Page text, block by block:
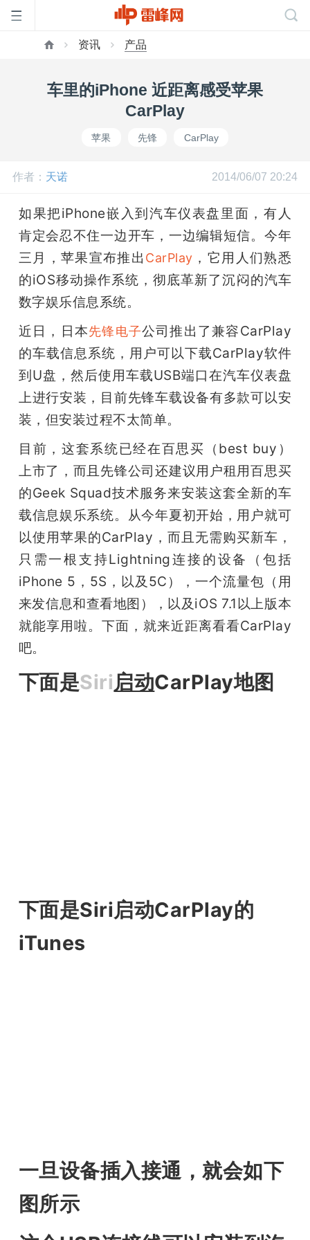
网
开
课
活
中
心
GAIR
专
爱
资讯 产品
车里的iPhone 近距离感受苹果
CarPlay
苹果 先锋 CarPlay
作者： 天诺 2014/06/07 20:24
如果把iPhone嵌入到汽车仪表盘里面，有人
肯定会忍不住一边开车，一边编辑短信。今年
三月，苹果宣布推出 CarPlay ，它用人们熟悉
的iOS移动操作系统，彻底革新了沉闷的汽车
数字娱乐信息系统。
近日，日本先锋电子公司推出了兼容CarPlay
的车载信息系统，用户可以下载CarPlay软件
到U盘，然后使用车载USB端口在汽车仪表盘
上进行安装，目前先锋车载设备有多款可以安
装，但安装过程不太简单。
目前，这套系统已经在百思买（best buy）
上市了，而且先锋公司还建议用户租用百思买
的Geek Squad技术服务来安装这套全新的车
载信息娱乐系统。从今年夏初开始，用户就可
以使用苹果的CarPlay，而且无需购买新车，
只需一根支持Lightning连接的设备（包括
iPhone 5，5S，以及5C），一个流量包（用
来发信息和查看地图），以及iOS 7.1以上版本
就能享用啦。下面，就来近距离看看CarPlay
吧。
下面是Siri启动CarPlay地图
下面是Siri启动CarPlay的
iTunes
一旦设备插入接通，就会如下
图所示